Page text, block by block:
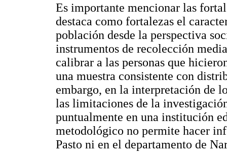
Es importante mencionar las
destaca como fortalezas el
población desde la perspectiva
instrumentos de recolección
calibrar a las personas que
una muestra consistente con
embargo, en la interpretación de
las limitaciones de la
puntualmente en una institución
metodológico no permite hacer
Pasto ni en el departamento de